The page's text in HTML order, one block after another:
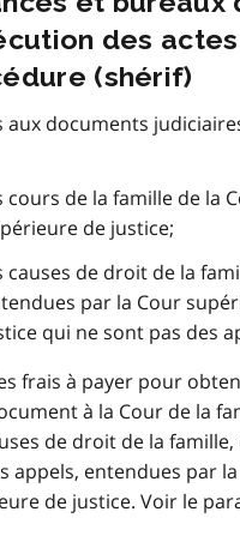
des
(shérif)
aux documents
cours de la famille de la
de justice;
causes de droit de la
par la Cour
qui ne sont pas des
frais à payer pour
à la Cour de la
de droit de la
appels, entendues par
de justice. Voir le